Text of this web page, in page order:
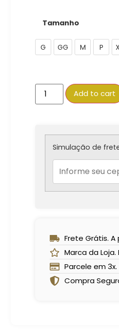
1x deR$
juros
3x deR$ 26,66
juros
Tamanho
G GG M P
Add to cart
Simulação de
Frete Grátis.
Marca da Loja.
Parcele em
Compra